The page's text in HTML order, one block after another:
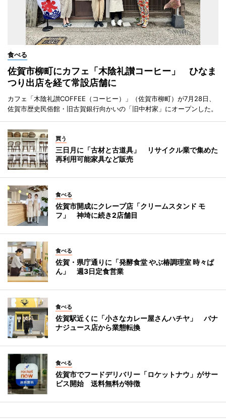
食べる
佐賀市柳町にカフェ「木陰礼讃コーヒー」 ひなま
つり出店を経て常設店舗に
カフェ「木陰礼讃COFFEE（コーヒー）」（佐賀市柳町）が7月28日、
佐賀市歴史民俗館・旧古賀銀行向かいの「旧中村家」にオープンした。
買う
三日月に「古材と古道具」 リサイクル業で集めた
再利用可能家具など販売
食べる
佐賀市開成にクレープ店「クリームスタンド モ
フ」 神埼に続き2店舗目
食べる
佐賀・県庁通りに「発酵食堂 やぶ椿調理室 時々ぱ
ん」 週3日定食営業
食べる
佐賀駅近くに「小さなカレー屋さんハチヤ」 バナ
ナジュース店から業態転換
食べる
佐賀市でフードデリバリー「ロケットナウ」がサー
ビス開始 送料無料が特徴